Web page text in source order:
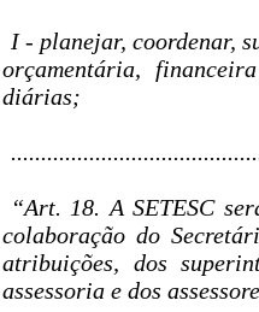
I - planejar, coordenar,
orçamentária,
diárias;
“Art. 18. A SETESC
colaboração do
atribuições, dos
assessoria e dos